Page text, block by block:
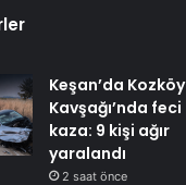
Keşan’da Kozköy
Kavşağı’nda feci
kaza: 9 kişi ağır
yaralandı
2 saat önce